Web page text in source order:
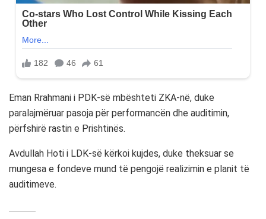
Eman Rrahmani i PDK-së mbështeti ZKA-në, duke
paralajmëruar pasoja për performancën dhe auditimin,
përfshirë rastin e Prishtinës.
Avdullah Hoti i LDK-së kërkoi kujdes, duke theksuar se
mungesa e fondeve mund të pengojë realizimin e planit të
auditimeve.